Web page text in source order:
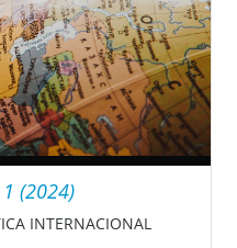
1 (2024)
INTERNACIONAL